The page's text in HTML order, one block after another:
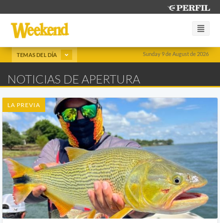
Sunday 9 de August de 2026
TEMAS DEL DÍA
NOTICIAS DE APERTURA
LA PREVIA